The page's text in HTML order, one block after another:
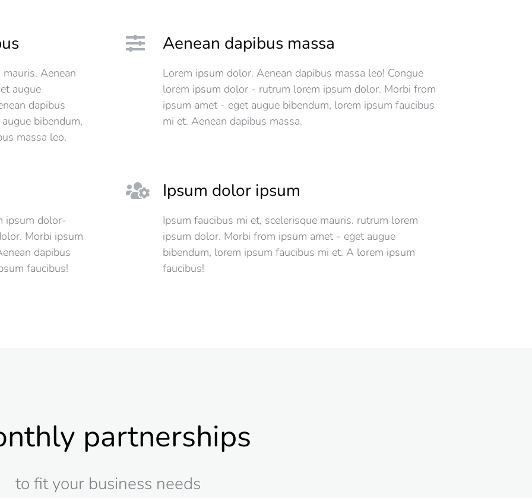
Aenean
augue
dapibus
bibendum,
massa leo.
Aenean dapibus massa
Lorem ipsum dolor. Aenean dapibus massa leo! Congue
lorem ipsum dolor - rutrum lorem ipsum dolor. Morbi from
ipsum amet - eget augue bibendum, lorem ipsum faucibus
mi et. Aenean dapibus massa.
ipsum dolor-
Morbi ipsum
dapibus
faucibus!
Ipsum dolor ipsum
Ipsum faucibus mi et, scelerisque mauris. rutrum lorem
ipsum dolor. Morbi from ipsum amet - eget augue
bibendum, lorem ipsum faucibus mi et. A lorem ipsum
faucibus!
partnerships
to fit your business needs